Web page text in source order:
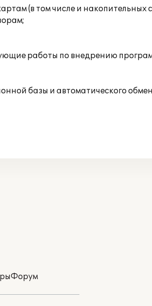
(в том числе и накопительных
работы по внедрению
базы и автоматического
Форум